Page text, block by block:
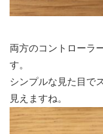
両方のコントローラ
す。
シンプルな見た目で
見えますね。